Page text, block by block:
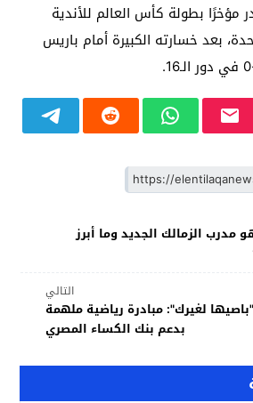
مؤخرًا بطولة كأس العالم للأندية
بعد خسارته الكبيرة أمام باريس
مدرب الزمالك الجديد وما أبرز
التالي
لغيرك": مبادرة رياضية ملهمة
بدعم بنك الكساء المصري